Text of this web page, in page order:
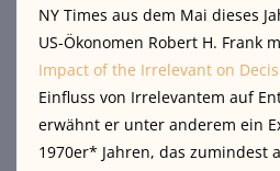
NY Times aus dem Mai dieses
US-Ökonomen Robert H. Frank
Impact of the Irrelevant on
Einfluss von Irrelevantem auf
erwähnt er unter anderem ein
1970er* Jahren, das zumindest